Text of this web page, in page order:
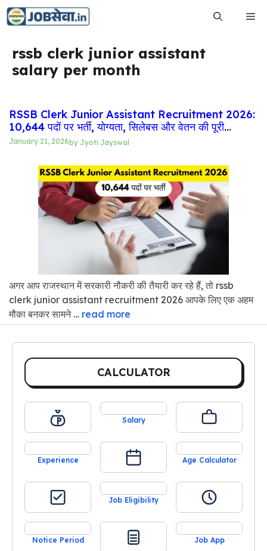
Skip
rssb clerk junior assistant
salary per month
RSSB Clerk Junior Assistant Recruitment 2026:
10,644 पदों पर भर्ती, योग्यता, सिलेबस और वेतन की पूरी
जानकारी
January 21, 2026 by Jyoti Jayswal
अगर आप राजस्थान में सरकारी नौकरी की तैयारी कर रहे हैं, तो rssb
clerk junior assistant recruitment 2026 आपके लिए एक अहम
मौका बनकर सामने … read more
CALCULATOR
Salary
Experience Age Calculator
Job Eligibility
Notice Period Job App